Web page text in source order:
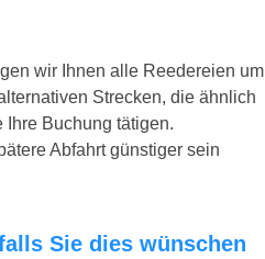
wir Ihnen alle Reedereien um
Strecken, die ähnlich
Ihre Buchung tätigen.
Abfahrt günstiger sein
Sie dies wünschen